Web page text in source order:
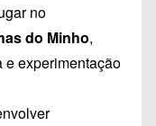
no
do Minho,
e experimentação